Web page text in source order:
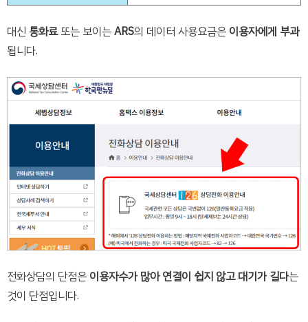
대신 통화료또는 보이는ARS의 데이터 사용요금은 이용자에게 부과
됩니다.
전화상담의 단점은 이용자수가 많아 연결이 쉽지 않고 대기가 길다는
것이 단점입니다.